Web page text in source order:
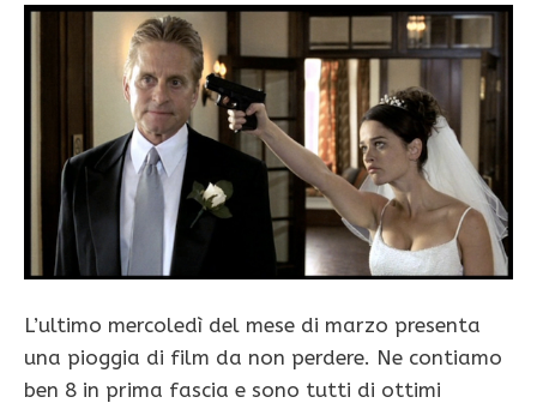
L’ultimo mercoledì del mese di marzo presenta
una pioggia di film da non perdere. Ne contiamo
ben 8 in prima fascia e sono tutti di ottimi